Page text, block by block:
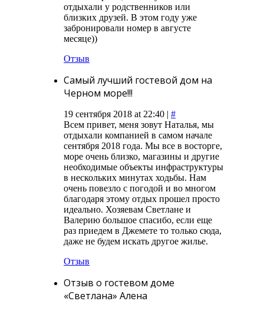
отдыхали у родственников или
близких друзей. В этом году уже
забронировали номер в августе
месяце))
Отзыв
Самый лучший гостевой дом на
Черном море!!!
19 сентября 2018 at 22:40 | #
Всем привет, меня зовут Наталья, мы
отдыхали компанией в самом начале
сентября 2018 года. Мы все в восторге,
море очень близко, магазины и другие
необходимые объекты инфраструктуры
в нескольких минутах ходьбы. Нам
очень повезло с погодой и во многом
благодаря этому отдых прошел просто
идеально. Хозяевам Светлане и
Валерию большое спасибо, если еще
раз приедем в Джемете то только сюда,
даже не будем искать другое жилье.
Отзыв
Отзыв о гостевом доме
«Светлана» Алена